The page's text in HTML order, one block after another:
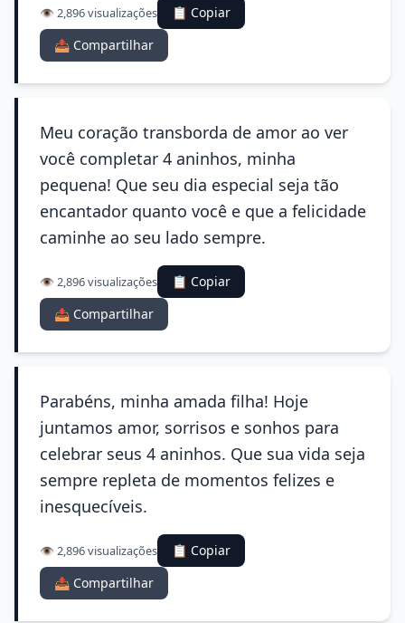
👁️ 2,896 visualizações
📋 Copiar
📤 Compartilhar
Meu coração transborda de amor ao ver
você completar 4 aninhos, minha
pequena! Que seu dia especial seja tão
encantador quanto você e que a felicidade
caminhe ao seu lado sempre.
👁️ 2,896 visualizações
📋 Copiar
📤 Compartilhar
Parabéns, minha amada filha! Hoje
juntamos amor, sorrisos e sonhos para
celebrar seus 4 aninhos. Que sua vida seja
sempre repleta de momentos felizes e
inesquecíveis.
👁️ 2,896 visualizações
📋 Copiar
📤 Compartilhar